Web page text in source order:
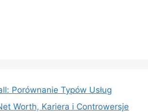
Porównanie Typów Usług
Worth, Kariera i Controwersje